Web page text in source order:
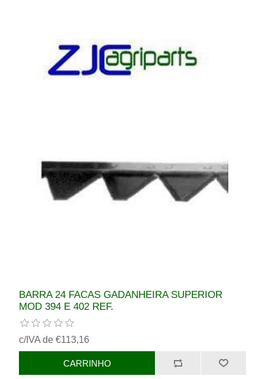
BARRA 24 FACAS GADANHEIRA SUPERIOR
MOD 394 E 402 REF.
c/IVA de €113,16